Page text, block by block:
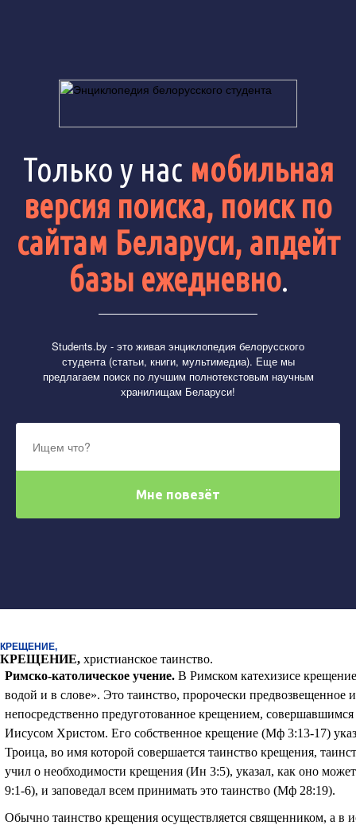
Только у нас мобильная
версия поиска, поиск по
сайтам Беларуси, апдейт
базы ежедневно.
Students.by - это живая энциклопедия белорусского
студента (статьи, книги, мультимедиа). Еще мы
предлагаем поиск по лучшим полнотекстовым научным
хранилищам Беларуси!
КРЕЩЕНИЕ,
КРЕЩЕНИЕ, христианское таинство.
Римско-католическое учение. В Римском катехизисе
водой и в слове». Это таинство, пророчески предвозвещенное
непосредственно предуготованное крещением,
Иисусом Христом. Его собственное крещение (Мф 3:13-17)
Троица, во имя которой совершается таинство крещения,
учил о необходимости крещения (Ин 3:5), указал, как оно
9:1-6), и заповедал всем принимать это таинство (Мф 28:19).
Обычно таинство крещения осуществляется священником, а в